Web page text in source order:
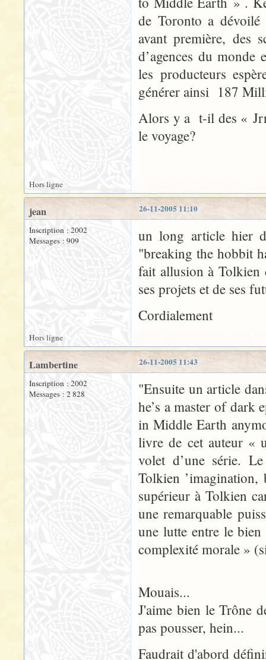
de Toronto a
avant première, des
d’agences du
les producteurs
générer ainsi 187
Alors y a t-il des «
le voyage?
Hors ligne
26-11-2005 11:10
jean
Inscription : 2002
Messages : 909
un long article hier
"breaking the hobbit
fait allusion à Tolkien
ses projets et de ses
Cordialement
Hors ligne
26-11-2005 11:43
Lambertine
Inscription : 2002
Messages : 2 828
"Ensuite un article
he’s a master of dark
in Middle Earth
livre de cet auteur «
volet d’une série.
Tolkien
supérieur à Tolkien
une remarquable
une lutte entre le
complexité morale »
Mouais...
J'aime bien le Trône
pas pousser, hein...
Faudrait d'abord